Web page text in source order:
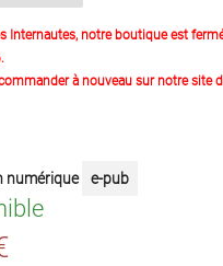
Internautes, notre boutique est
à nouveau sur notre site
numérique e-pub